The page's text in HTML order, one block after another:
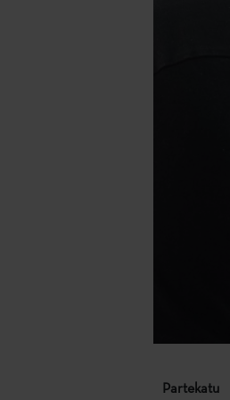
Partekatu